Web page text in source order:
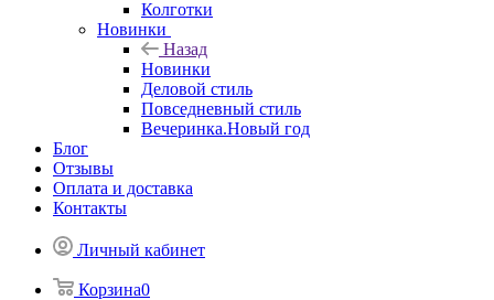
Колготки
Новинки
Назад
Новинки
Деловой стиль
Повседневный стиль
Вечеринка.Новый год
Блог
Отзывы
Оплата и доставка
Контакты
Личный кабинет
Корзина0